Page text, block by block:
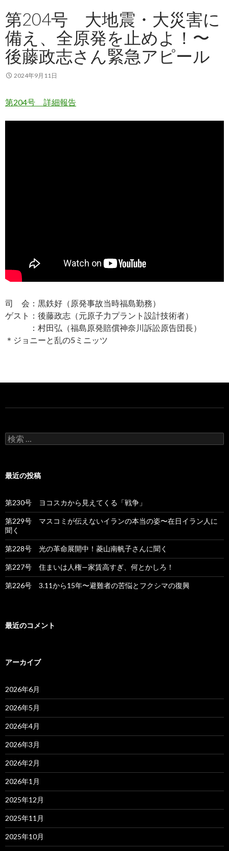
第204号 大地震・大災害に
備え、全原発を止めよ！〜
後藤政志さん緊急アピール
2024年9月11日
第204号 詳細報告
司 会：黒鉄好（原発事故当時福島勤務）
ゲスト：後藤政志（元原子力プラント設計技術者）
：村田弘（福島原発賠償神奈川訴訟原告団長）
＊ジョニーと乱の5ミニッツ
検
索
最近の投稿
第230号 ヨコスカから見えてくる「戦争」
第229号 マスコミが伝えないイランの本当の姿〜在日イラン人に
聞く
第228号 光の革命展開中！菱山南帆子さんに聞く
第227号 住まいは人権—家賃高すぎ、何とかしろ！
第226号 3.11から15年〜避難者の苦悩とフクシマの復興
最近のコメント
アーカイブ
2026年6月
2026年5月
2026年4月
2026年3月
2026年2月
2026年1月
2025年12月
2025年11月
2025年10月